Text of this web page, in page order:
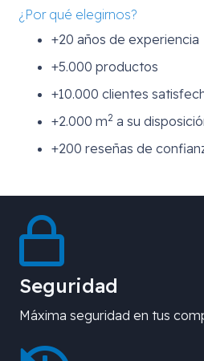
¿Por qué elegirnos?
+20 años de experiencia
+5.000 productos
+10.000 clientes
+2.000 m2 a su
+200 reseñas de
Seguridad
Máxima seguridad en tus